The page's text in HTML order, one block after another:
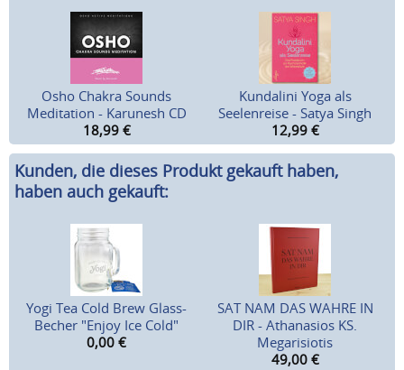
Osho Chakra Sounds
Meditation - Karunesh CD
18,99 €
Kundalini Yoga als
Seelenreise - Satya Singh
12,99 €
Kunden, die dieses Produkt gekauft haben,
haben auch gekauft:
Yogi Tea Cold Brew Glass-
Becher "Enjoy Ice Cold"
0,00 €
SAT NAM DAS WAHRE IN
DIR - Athanasios KS.
Megarisiotis
49,00 €